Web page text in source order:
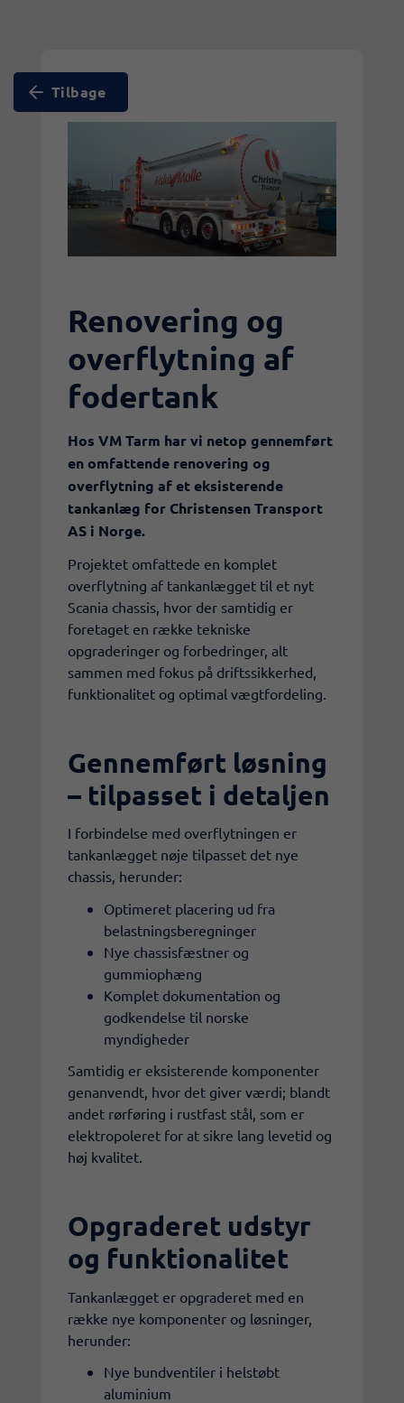
Tilbage
Renovering og
overflytning af
fodertank
Hos VM Tarm har vi netop gennemført
en omfattende renovering og
overflytning af et eksisterende
tankanlæg for Christensen Transport
AS i Norge.
Projektet omfattede en komplet
overflytning af tankanlægget til et nyt
Scania chassis, hvor der samtidig er
foretaget en række tekniske
opgraderinger og forbedringer, alt
sammen med fokus på driftssikkerhed,
funktionalitet og optimal vægtfordeling.
Gennemført løsning
– tilpasset i detaljen
I forbindelse med overflytningen er
tankanlægget nøje tilpasset det nye
chassis, herunder:
Optimeret placering ud fra
belastningsberegninger
Nye chassisfæstner og
gummiophæng
Komplet dokumentation og
godkendelse til norske
myndigheder
Samtidig er eksisterende komponenter
genanvendt, hvor det giver værdi; blandt
andet rørføring i rustfast stål, som er
elektropoleret for at sikre lang levetid og
høj kvalitet.
Opgraderet udstyr
og funktionalitet
Tankanlægget er opgraderet med en
række nye komponenter og løsninger,
herunder:
Nye bundventiler i helstøbt
aluminium